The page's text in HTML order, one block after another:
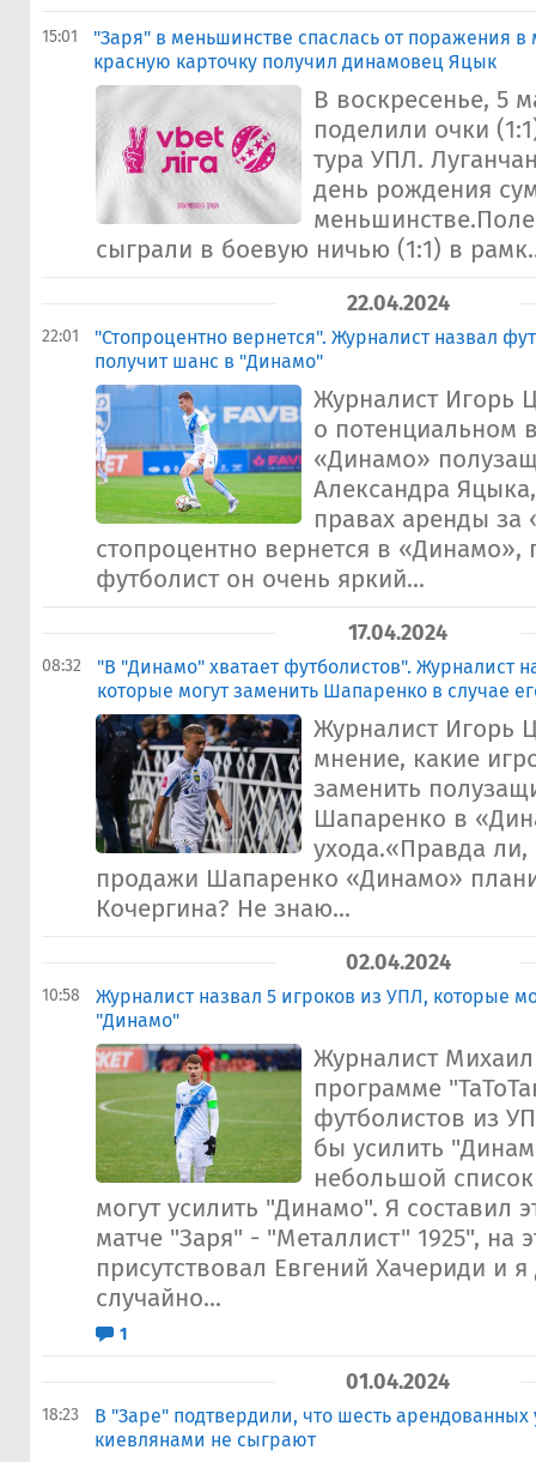
15:01
"Заря" в меньшинстве спаслась от поражения в
красную карточку получил динамовец Яцык
В воскресенье, 5
поделили очки
тура УПЛ.
день рождения
сыграли в боевую ничью (1:1) в
22.04.2024
22:01
"Стопроцентно вернется". Журналист назвал
получит шанс в "Динамо"
Журналист Игорь
о потенциальном
«Динамо»
Александра
правах аренды
стопроцентно вернется в «Динамо»,
футболист он очень яркий...
17.04.2024
08:32
"В "Динамо" хватает футболистов". Журналист
которые могут заменить Шапаренко в случае
Журналист Игорь
мнение, какие
заменить
Шапаренко в
ухода.«Правда ли,
продажи Шапаренко «Динамо»
Кочергина? Не знаю...
02.04.2024
10:58
Журналист назвал 5 игроков из УПЛ, которые
"Динамо"
Журналист
программе
футболистов из
бы усилить
небольшой
могут усилить "Динамо". Я составил
матче "Заря" - "Металлист" 1925", на
присутствовал Евгений Хачериди и
случайно...
1
01.04.2024
18:23
В "Заре" подтвердили, что шесть
киевлянами не сыграют